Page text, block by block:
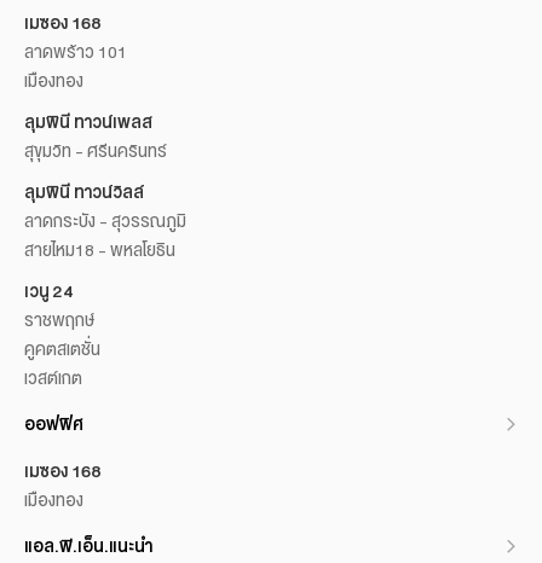
เมซอง 168
ลาดพร้าว 101
เมืองทอง
ลุมพินี ทาวน์เพลส
สุขุมวิท - ศรีนครินทร์
ลุมพินี ทาวน์วิลล์
ลาดกระบัง - สุวรรณภูมิ
สายไหม18 - พหลโยธิน
เวนู 24
ราชพฤกษ์
คูคตสเตชั่น
เวสต์เกต
ออฟฟิศ
เมซอง 168
เมืองทอง
แอล.พี.เอ็น.แนะนำ